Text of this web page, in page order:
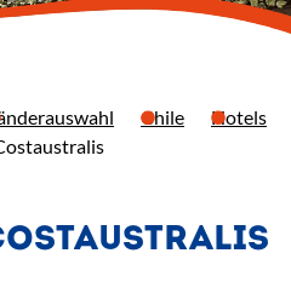
Chile
Hotels
einen neuen